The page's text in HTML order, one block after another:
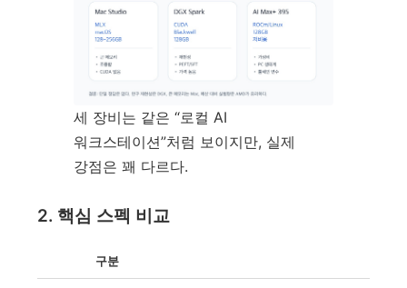
세 장비는 같은 “로컬 AI
워크스테이션”처럼 보이지만, 실제
강점은 꽤 다르다.
2. 핵심 스펙 비교
구분